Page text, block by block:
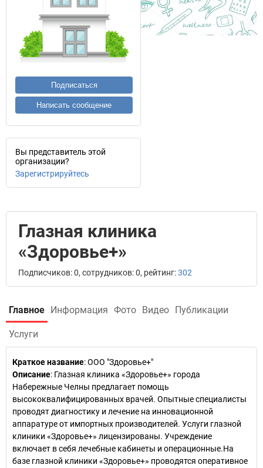
Подписаться
Написать сообщение
Вы представитель этой
организации?
Зарегистрируйтесь
Глазная клиника
«Здоровье+»
Подписчиков: 0, сотрудников: 0, рейтинг:302
Главное Информация Фото Видео Публикации
Услуги
Краткое название:ООО "Здоровье+"
Описание: Глазная клиника «Здоровье+» города
Набережные Челны предлагает помощь
высококвалифицированных врачей. Опытные специалисты
проводят диагностику и лечение на инновационной
аппаратуре от импортных производителей. Услуги глазной
клиники «Здоровье+» лицензированы. Учреждение
включает в себя лечебные кабинеты и операционные.На
базе глазной клиники «Здоровье+» проводятся оперативное